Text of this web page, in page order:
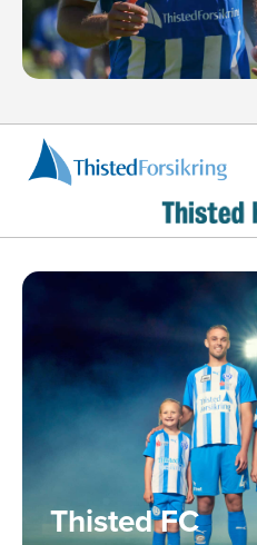
Thisted FC